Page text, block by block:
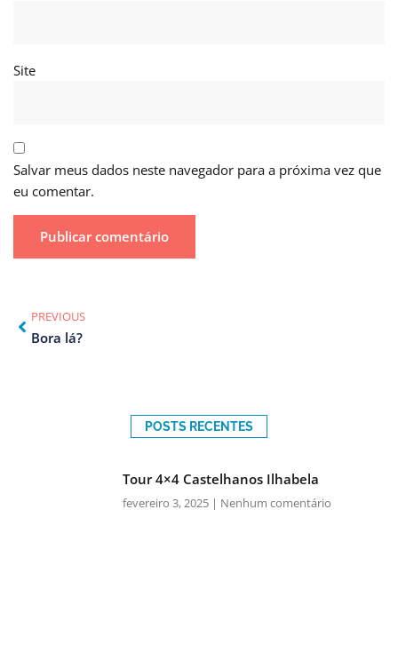
Site
Salvar meus dados neste navegador para a próxima vez que
eu comentar.
PREVIOUS
Bora lá?
POSTS RECENTES
Tour 4×4 Castelhanos Ilhabela
fevereiro 3, 2025 Nenhum comentário